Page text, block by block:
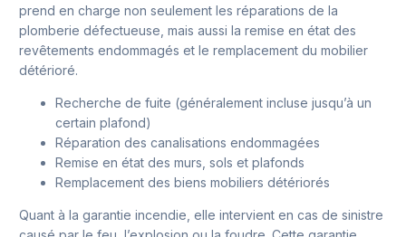
prend en charge non seulement les réparations de la
plomberie défectueuse, mais aussi la remise en état des
revêtements endommagés et le remplacement du mobilier
détérioré.
Recherche de fuite (généralement incluse jusqu’à un
certain plafond)
Réparation des canalisations endommagées
Remise en état des murs, sols et plafonds
Remplacement des biens mobiliers détériorés
Quant à la garantie incendie, elle intervient en cas de sinistre